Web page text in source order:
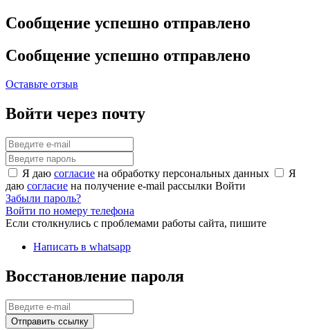
Сообщение успешно отправлено
Сообщение успешно отправлено
Оставьте отзыв
Войти через почту
Я даю согласие на обработку персональных данных
Я
даю согласие на получение e-mail рассылки Войти
Забыли пароль?
Войти по номеру телефона
Если столкнулись с проблемами работы сайта, пишите
Написать в whatsapp
Восстановление пароля
Отправить ссылку